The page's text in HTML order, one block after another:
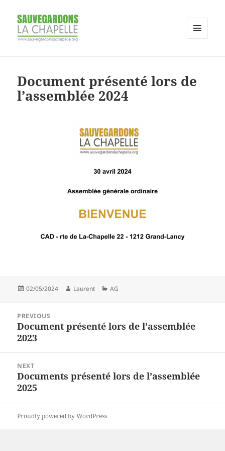
site de la Chapelle
Document présenté lors de
l’assemblée 2024
Posted
02/05/2024 Author
Laurent Categories
AG
navigation
PREVIOUS
Previous
post:
Document présenté lors de l’assemblée
2023
NEXT
Next
post:
Documents présenté lors de l’assemblée
2025
Proudly powered by WordPress